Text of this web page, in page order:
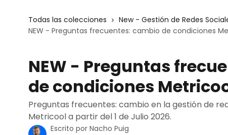
Todas las colecciones
New - Gestión de Redes
NEW - Preguntas frecuentes: cambio de condiciones
NEW - Preguntas
de condiciones
Preguntas frecuentes: cambio en la gestión de
Metricool a partir del 1 de Julio 2026.
Escrito por Nacho Puig